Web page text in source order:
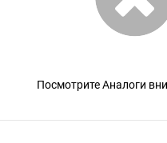
Посмотрите Аналоги